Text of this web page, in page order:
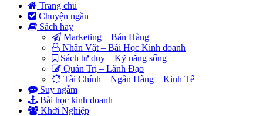
Trang chủ
Chuyện ngắn
Sách hay
Marketing – Bán Hàng
Nhân Vật – Bài Học Kinh doanh
Sách tư duy – Kỹ năng sống
Quản Trị – Lãnh Đạo
Tài Chính – Ngân Hàng – Kinh Tế
Suy ngẫm
Bài học kinh doanh
Khởi Nghiệp